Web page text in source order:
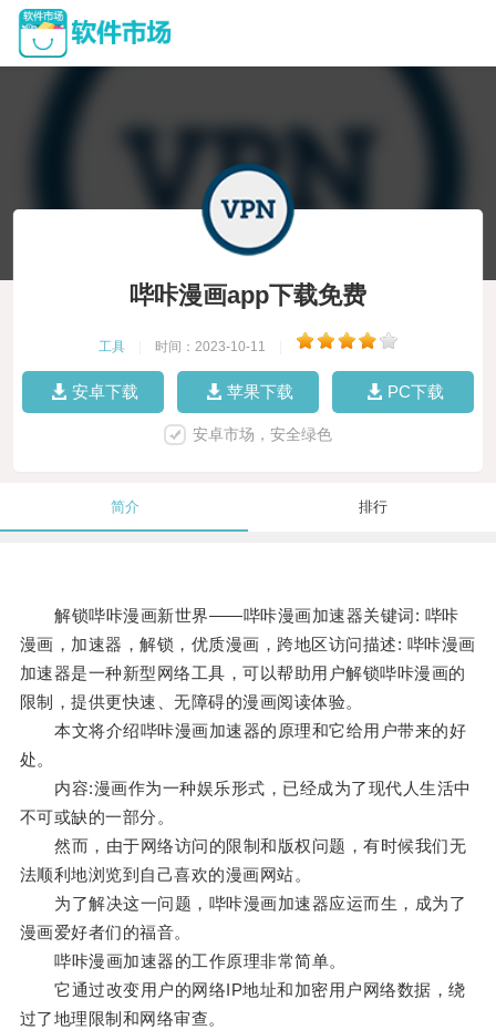
哔咔漫画app下载免费
工具 时间：2023-10-11
安卓下载 苹果下载 PC下载
安卓市场，安全绿色
简介 排行
解锁哔咔漫画新世界——哔咔漫画加速器关键词: 哔咔
漫画，加速器，解锁，优质漫画，跨地区访问描述: 哔咔漫画
加速器是一种新型网络工具，可以帮助用户解锁哔咔漫画的
限制，提供更快速、无障碍的漫画阅读体验。
本文将介绍哔咔漫画加速器的原理和它给用户带来的好
处。
内容:漫画作为一种娱乐形式，已经成为了现代人生活中
不可或缺的一部分。
然而，由于网络访问的限制和版权问题，有时候我们无
法顺利地浏览到自己喜欢的漫画网站。
为了解决这一问题，哔咔漫画加速器应运而生，成为了
漫画爱好者们的福音。
哔咔漫画加速器的工作原理非常简单。
它通过改变用户的网络IP地址和加密用户网络数据，绕
过了地理限制和网络审查。